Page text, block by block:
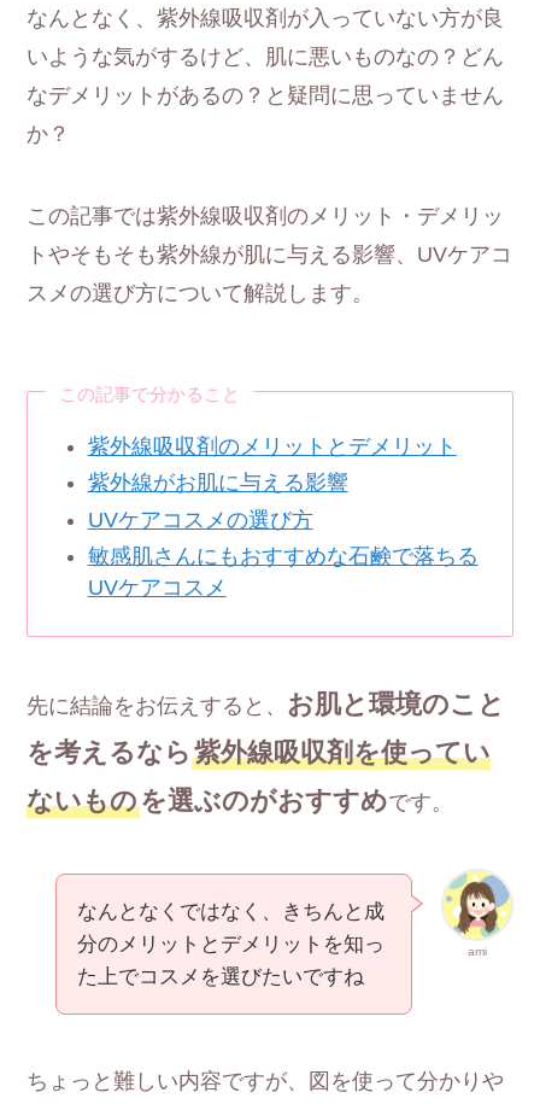
なんとなく、紫外線吸収剤が入っていない方が良
いような気がするけど、肌に悪いものなの？どん
なデメリットがあるの？と疑問に思っていません
か？
この記事では紫外線吸収剤のメリット・デメリッ
トやそもそも紫外線が肌に与える影響、UVケアコ
スメの選び方について解説します。
この記事で分かること
紫外線吸収剤のメリットとデメリット
紫外線がお肌に与える影響
UVケアコスメの選び方
敏感肌さんにもおすすめな石鹸で落ちる
UVケアコスメ
先に結論をお伝えすると、 お肌と環境のこと
を考えるなら紫外線吸収剤を使ってい
ないものを選ぶのがおすすめです。
ami
なんとなくではなく、きちんと成
分のメリットとデメリットを知っ
た上でコスメを選びたいですね
ちょっと難しい内容ですが、図を使って分かりや